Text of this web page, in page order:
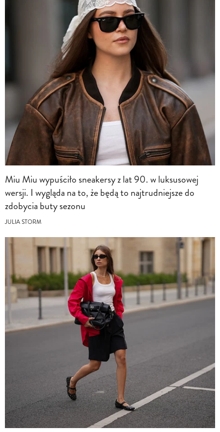
Miu Miu wypuściło sneakersy z lat 90. w luksusowej
wersji. I wygląda na to, że będą to najtrudniejsze do
zdobycia buty sezonu
JULIA STORM